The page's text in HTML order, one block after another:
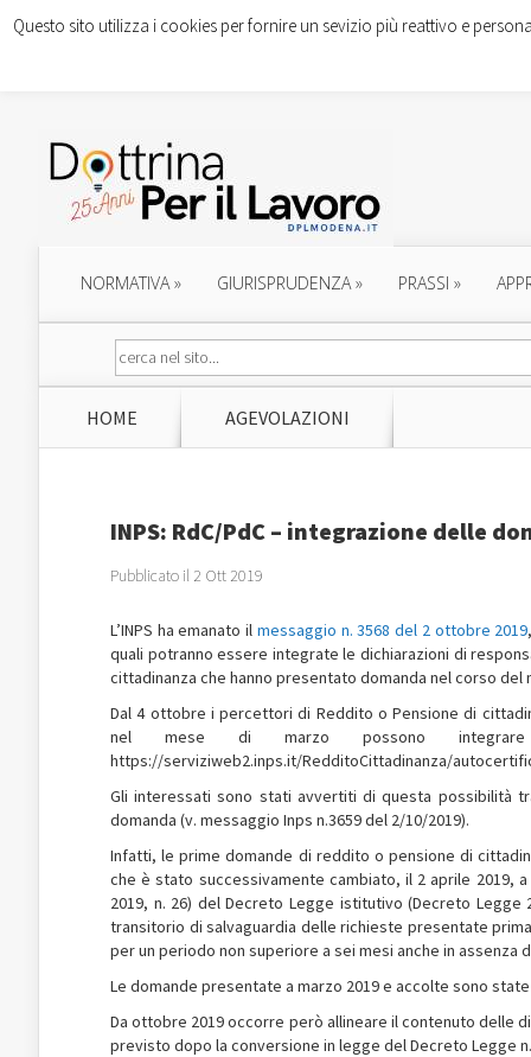
NORMATIVA» GIURISPRUDENZA» PRASSI »
HOME AGEVOLAZIONI
INPS: RdC/PdC – integrazione delle
Pubblicato il 2 Ott 2019
L’INPS ha emanato il messaggio n. 3568 del 2 ottobre 2019
quali potranno essere integrate le dichiarazioni di
cittadinanza che hanno presentato domanda nel corso del
Dal 4 ottobre i percettori di Reddito o Pensione di
nel mese di marzo possono
https://serviziweb2.inps.it/RedditoCittadinanza/
Gli interessati sono stati avvertiti di questa possibilità
domanda (v. messaggio Inps n.3659 del 2/10/2019).
Infatti, le prime domande di reddito o pensione di
che è stato successivamente cambiato, il 2 aprile 2019,
2019, n. 26) del Decreto Legge istitutivo (Decreto
transitorio di salvaguardia delle richieste presentate
per un periodo non superiore a sei mesi anche in assenza
Le domande presentate a marzo 2019 e accolte sono
Da ottobre 2019 occorre però allineare il contenuto delle
previsto dopo la conversione in legge del Decreto Legge
Questo sito utilizza i cookies per fornire un sevizio più reattivo e